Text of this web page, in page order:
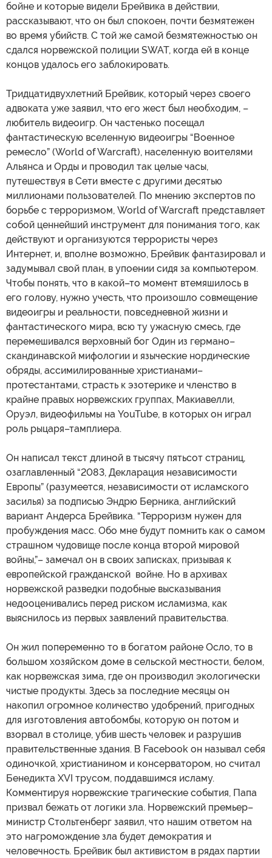
бойне и которые видели Брейвика в действии,
рассказывают, что он был спокоен, почти безмятежен
во время убийств. С той же самой безмятежностью он
сдался норвежской полиции SWAT, когда ей в конце
концов удалось его заблокировать.
Тридцатидвухлетний Брейвик, который через своего
адвоката уже заявил, что его жест был необходим, –
любитель видеоигр. Он частенько посещал
фантастическую вселенную видеоигры “Военное
ремесло” (World of Warcraft), населенную воителями
Альянса и Орды и проводил так целые часы,
путешествуя в Сети вместе с другими десятью
миллионами пользователей. По мнению экспертов по
борьбе с терроризмом, World of Warcraft представляет
собой ценнейший инструмент для понимания того, как
действуют и организуются террористы через
Интернет, и, вполне возможно, Брейвик фантазировал и
задумывал свой план, в упоении сидя за компьютером.
Чтобы понять, что в какой–то момент втемяшилось в
его голову, нужно учесть, что произошло совмещение
видеоигры и реальности, повседневной жизни и
фантастического мира, всю ту ужасную смесь, где
перемешивался верховный бог Один из германо–
скандинавской мифологии и языческие нордические
обряды, ассимилированные христианами–
протестантами, страсть к эзотерике и членство в
крайне правых норвежских группах, Макиавелли,
Оруэл, видеофильмы на YouTube, в которых он играл
роль рыцаря–тамплиера.
Он написал текст длиной в тысячу пятьсот страниц,
озаглавленный “2083, Декларация независимости
Европы” (разумеется, независимости от исламского
засилья) за подписью Эндрю Берника, английский
вариант Андерса Брейвика. “Терроризм нужен для
пробуждения масс. Обо мне будут помнить как о самом
страшном чудовище после конца второй мировой
войны,”– замечал он в своих записках, призывая к
европейской гражданской войне. Но в архивах
норвежской разведки подобные высказывания
недооценивались перед риском исламизма, как
выяснилось из первых заявлений правительства.
Он жил попеременно то в богатом районе Осло, то в
большом хозяйском доме в сельской местности, белом,
как норвежская зима, где он производил экологически
чистые продукты. Здесь за последние месяцы он
накопил огромное количество удобрений, пригодных
для изготовления автобомбы, которую он потом и
взорвал в столице, убив шесть человек и разрушив
правительственные здания. В Facebook он называл себя
одиночкой, христианином и консерватором, но считал
Бенедикта XVI трусом, поддавшимся исламу.
Комментируя норвежские трагические события, Папа
призвал бежать от логики зла. Норвежский премьер–
министр Стольтенберг заявил, что нашим ответом на
это нагромождение зла будет демократия и
человечность. Брейвик был активистом в рядах партии